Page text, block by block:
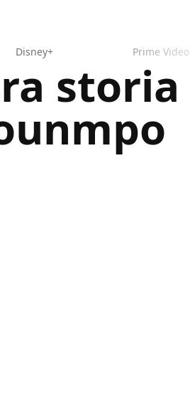
Disney+ Prime Video
storia